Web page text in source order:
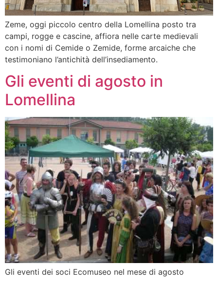
Zeme, oggi piccolo centro della Lomellina posto tra
campi, rogge e cascine, affiora nelle carte medievali
con i nomi di Cemide o Zemide, forme arcaiche che
testimoniano l’antichità dell’insediamento.
Gli eventi di agosto in
Lomellina
Gli eventi dei soci Ecomuseo nel mese di agosto